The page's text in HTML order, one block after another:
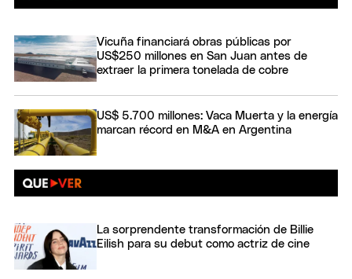
Vicuña financiará obras públicas por
US$250 millones en San Juan antes de
extraer la primera tonelada de cobre
US$ 5.700 millones: Vaca Muerta y la energía
marcan récord en M&A en Argentina
La sorprendente transformación de Billie
Eilish para su debut como actriz de cine